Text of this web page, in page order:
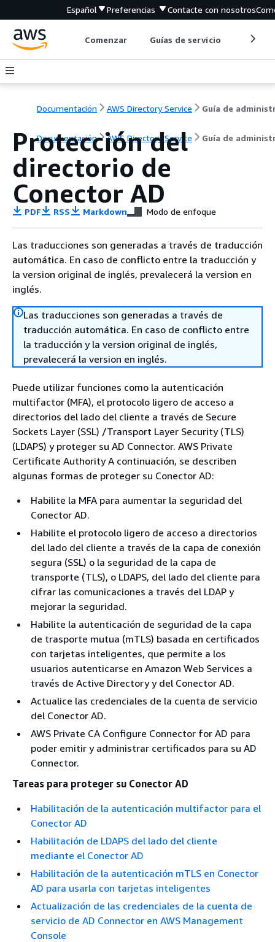
Español Preferencias Contacte con nosotros
Comenzar Guías de servicio
Documentación AWS Directory Service
Documentación AWS Directory Service Guía de
Protección del
directorio de
Conector AD
PDF RSS Markdown Modo de enfoque
Las traducciones son generadas a través de traducción
automática. En caso de conflicto entre la traducción y
la version original de inglés, prevalecerá la version en
inglés.
Las traducciones son generadas a través de
traducción automática. En caso de conflicto entre
la traducción y la version original de inglés,
prevalecerá la version en inglés.
Puede utilizar funciones como la autenticación
multifactor (MFA), el protocolo ligero de acceso a
directorios del lado del cliente a través de Secure
Sockets Layer (SSL) /Transport Layer Security (TLS)
(LDAPS) y proteger su AD Connector. AWS Private
Certificate Authority A continuación, se describen
algunas formas de proteger su Conector AD:
Habilite la MFA para aumentar la seguridad del
Conector AD.
Habilite el protocolo ligero de acceso a directorios
del lado del cliente a través de la capa de conexión
segura (SSL) o la seguridad de la capa de
transporte (TLS), o LDAPS, del lado del cliente para
cifrar las comunicaciones a través del LDAP y
mejorar la seguridad.
Habilite la autenticación de seguridad de la capa
de trasporte mutua (mTLS) basada en certificados
con tarjetas inteligentes, que permite a los
usuarios autenticarse en Amazon Web Services a
través de Active Directory y del Conector AD.
Actualice las credenciales de la cuenta de servicio
del Conector AD.
AWS Private CA Configure Connector for AD para
poder emitir y administrar certificados para su AD
Connector.
Tareas para proteger su Conector AD
Habilitación de la autenticación multifactor para el
Conector AD
Habilitación de LDAPS del lado del cliente
mediante el Conector AD
Habilitación de la autenticación mTLS en Conector
AD para usarla con tarjetas inteligentes
Actualización de las credenciales de la cuenta de
servicio de AD Connector en AWS Management
Console